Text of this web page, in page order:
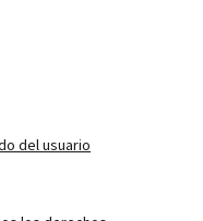
del usuario